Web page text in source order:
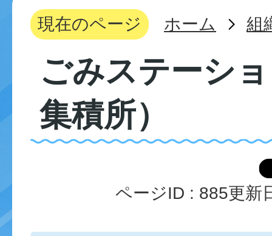
現在のページ ホーム 組
ごみステーシ
集積所）
ページID : 885更新